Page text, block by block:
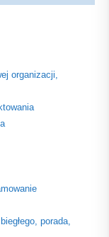
organizacji,
porada,